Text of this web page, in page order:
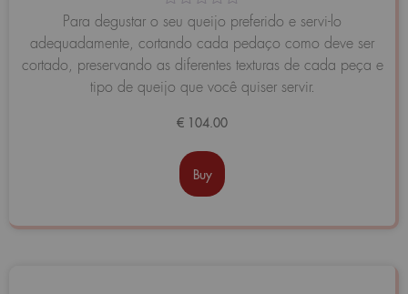
Avaliação
de
5
Para degustar o seu queijo preferido e servi-lo
adequadamente, cortando cada pedaço como deve ser
cortado, preservando as diferentes texturas de cada peça e
tipo de queijo que você quiser servir.
€ 104.00
Buy